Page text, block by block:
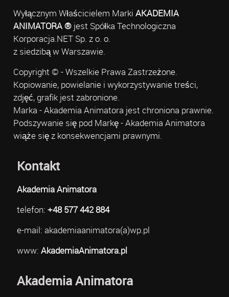
Wyłącznym Właścicielem Marki AKADEMIA
ANIMATORA ®jest Spółka Technologiczna
Korporacja.NET Sp. z o. o.
z siedzibą w Warszawie.
Copyright © - Wszelkie Prawa Zastrzeżone.
Kopiowanie, powielanie i wykorzystywanie treści,
zdjęć, grafik jest zabronione.
Marka - Akademia Animatora jest chroniona prawnie.
Podszywanie się pod Markę - Akademia Animatora
wiąże się z konsekwencjami prawnymi.
Kontakt
Akademia Animatora
telefon: +48 577 442 884
e-mail: akademiaanimatora(a)wp.pl
www: AkademiaAnimatora.pl
Akademia Animatora